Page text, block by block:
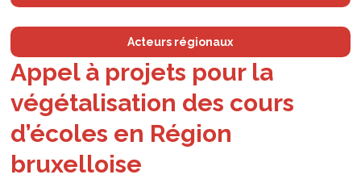
Acteurs régionaux
Appel à projets pour la
végétalisation des cours
d’écoles en Région
bruxelloise